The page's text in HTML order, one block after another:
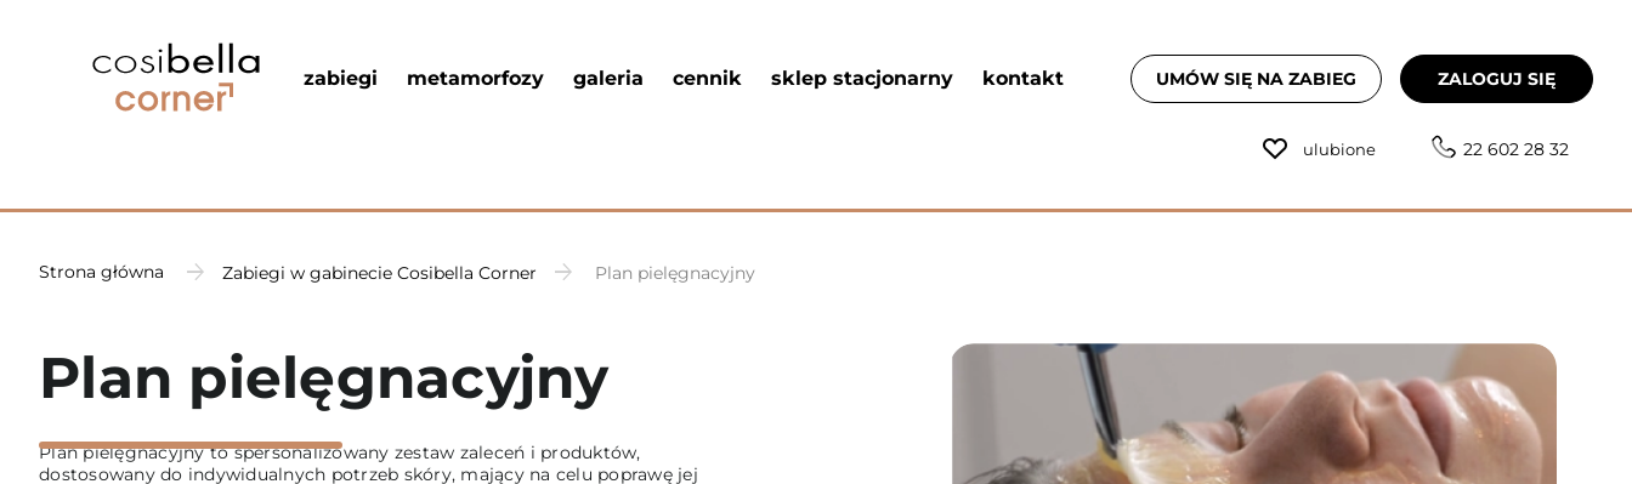
zabiegi metamorfozy galeria cennik sklep stacjonarny kontakt UMÓW SIĘ NA ZABIEG ZALOGUJ SIĘ
ulubione 22 602 28 32
Strona główna Zabiegi w gabinecie Cosibella Corner Plan pielęgnacyjny
Plan pielęgnacyjny
Plan pielęgnacyjny to spersonalizowany zestaw zaleceń i produktów,
dostosowany do indywidualnych potrzeb skóry, mający na celu poprawę jej